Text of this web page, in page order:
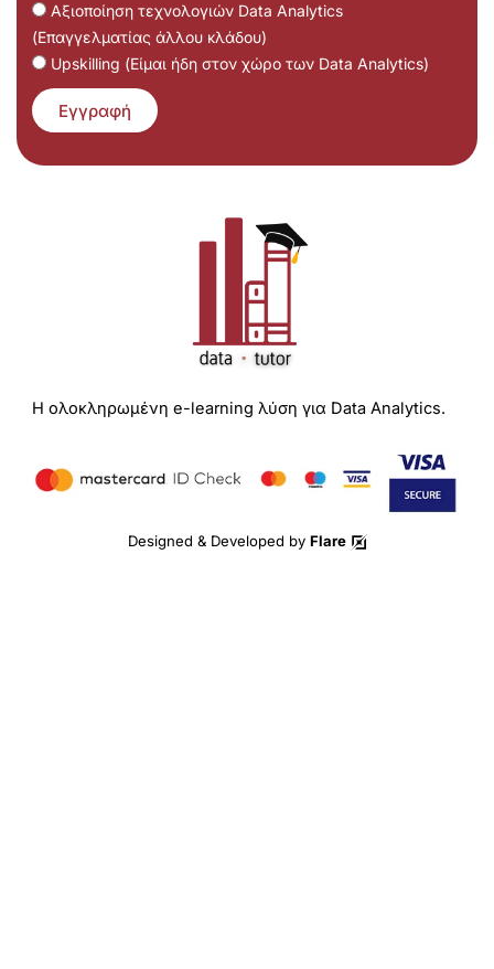
Αξιοποίηση τεχνολογιών Data Analytics
(Επαγγελματίας άλλου κλάδου)
Upskilling (Είμαι ήδη στον χώρο των Data Analytics)
Εγγραφή
Η ολοκληρωμένη e-learning λύση για Data Analytics.
Designed & Developed by Flare